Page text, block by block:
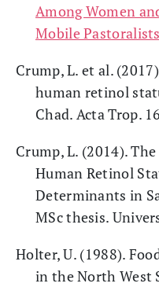
Among Women
Mobile Pastoralists
Crump, L. et al.
human retinol
Chad. Acta Trop.
Crump, L. (2014).
Human Retinol
Determinants in
MSc thesis.
Holter, U. (1988).
in the North West